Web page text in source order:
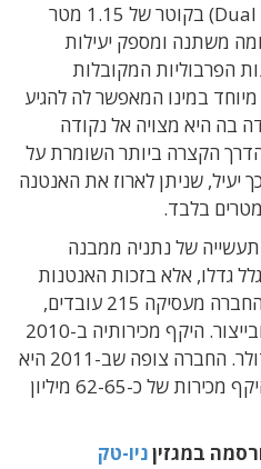
גרגוריאני (Dual Offset Gregorian) בקוטר של 1.15 מטר
משתנה ומספק יעילות
הפרבוליות המקובלות
במינו המאפשר לה להגיע
בה היא מצויה אל נקודה
הקצרה ביותר השומרת על
כך יעיל, שניתן לארוז את האנטנה
של נתניה ממבנה
גדלו, אלא בזכות האנטנות
הרבות המצויות על גג הבניין. החברה מעסיקה 215 עובדים,
מתוכם 190 בישראל בפיתוח ובייצור. היקף מכירותיה ב-2010
צפוי להסתכם ב-54.3 מיליון דולר. החברה צופה שב-2011 היא
תצמח ב-14%-20% ותגיע להיקף מכירות של כ-62-65 מיליון
במגזיןניו-טק